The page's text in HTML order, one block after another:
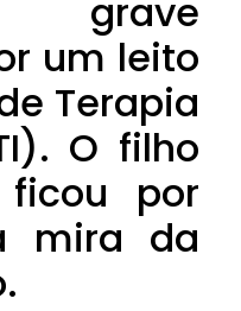
um leito
Terapia
O filho
por
mira da